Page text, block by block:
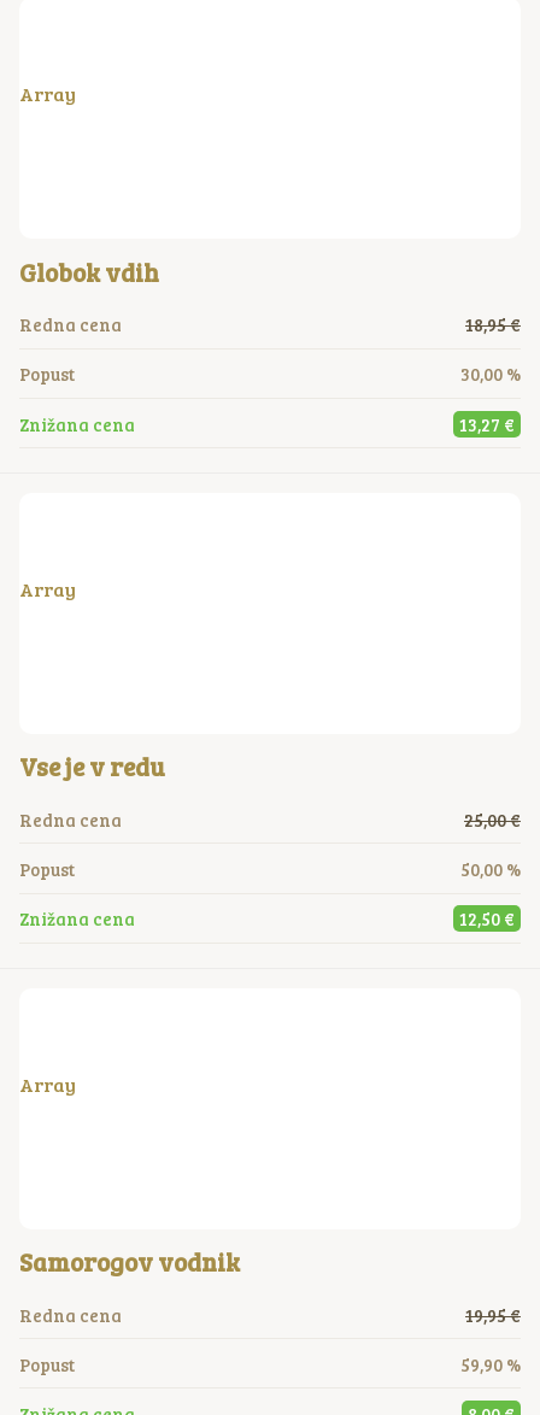
Array
Globok vdih
Redna cena 18,95 €
Popust 30,00 %
Znižana cena 13,27 €
Array
Vse je v redu
Redna cena 25,00 €
Popust 50,00 %
Znižana cena 12,50 €
Array
Samorogov vodnik
Redna cena 19,95 €
Popust 59,90 %